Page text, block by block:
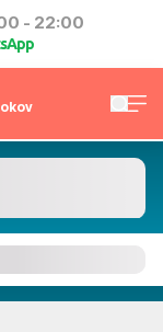
- 22:00